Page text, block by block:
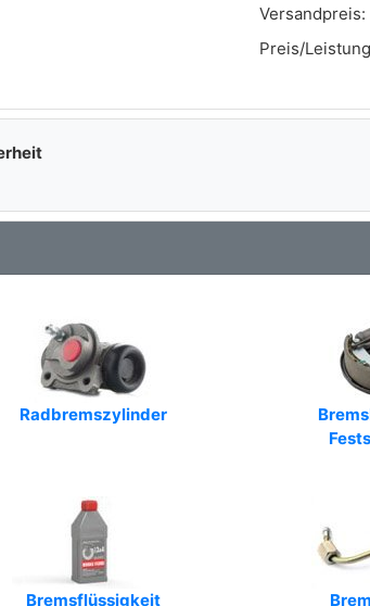
Versandpreis:
Preis/
Radbremszylinder
Bremsflüssigkeit